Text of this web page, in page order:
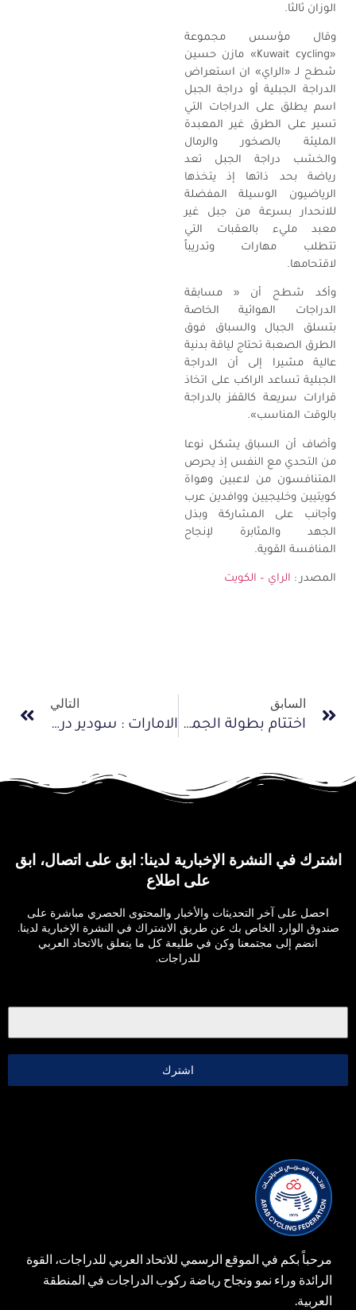
الوزان ثالثا.
وقال مؤسس مجموعة
«Kuwait cycling» مازن حسين
شطح لـ «الراي» ان استعراض
الدراجة الجبلية أو دراجة الجبل
اسم يطلق على الدراجات التي
تسير على الطرق غير المعبدة
المليئة بالصخور والرمال
والخشب دراجة الجبل تعد
رياضة بحد ذاتها إذ يتخذها
الرياضيون الوسيلة المفضلة
للانحدار بسرعة من جبل غير
معبد مليء بالعقبات التي
تتطلب مهارات وتدريباً
لاقتحامها.
وأكد شطح أن « مسابقة
الدراجات الهوائية الخاصة
بتسلق الجبال والسباق فوق
الطرق الصعبة تحتاج لياقة بدنية
عالية مشيرا إلى أن الدراجة
الجبلية تساعد الراكب على اتخاذ
قرارات سريعة كالقفز بالدراجة
بالوقت المناسب».
وأضاف أن السباق يشكل نوعا
من التحدي مع النفس إذ يحرص
المتنافسون من لاعبين وهواة
كويتيين وخليجيين ووافدين عرب
وأجانب على المشاركة وبذل
الجهد والمثابرة لإنجاح
المنافسة القوية.
المصدر : الراي – الكويت
السابق
اختتام بطولة الجمهورية السورية للدراجات للأشبال والناشئين والشباب
التالي
الامارات : سودير دراج النصر بطل الدولة للفردي العام فئة الشباب
اشترك في النشرة الإخبارية لدينا: ابق على اتصال، ابق
على اطلاع
احصل على آخر التحديثات والأخبار والمحتوى الحصري مباشرة على
صندوق الوارد الخاص بك عن طريق الاشتراك في النشرة الإخبارية لدينا.
انضم إلى مجتمعنا وكن في طليعة كل ما يتعلق بالاتحاد العربي
للدراجات.
اشترك
مرحباً بكم في الموقع الرسمي للاتحاد العربي للدراجات، القوة
الرائدة وراء نمو ونجاح رياضة ركوب الدراجات في المنطقة
العربية.